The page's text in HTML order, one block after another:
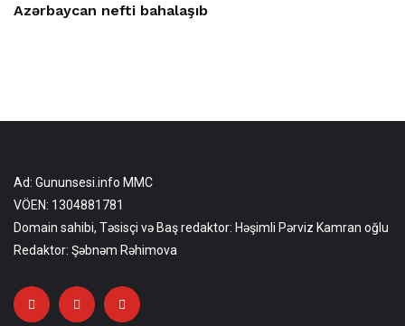
Azərbaycan nefti bahalaşıb
Ad: Gununsesi.info MMC
VÖEN: 1304881781
Domain sahibi, Təsisçi və Baş redaktor: Həşimli Pərviz Kamran oğlu
Redaktor: Şəbnəm Rəhimova